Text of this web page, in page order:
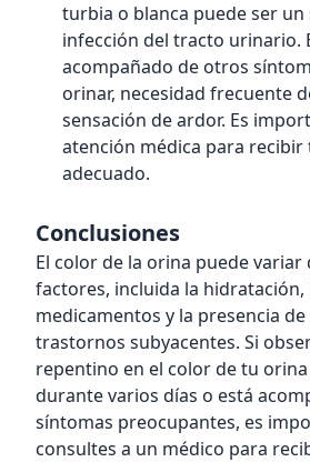
turbia o blanca puede ser un
infección del tracto urinario.
acompañado de otros
orinar, necesidad frecuente
sensación de ardor. Es
atención médica para
adecuado.
Conclusiones
El color de la orina puede variar
factores, incluida la hidratación,
medicamentos y la presencia
trastornos subyacentes. Si
repentino en el color de tu
durante varios días o está
síntomas preocupantes, es
consultes a un médico para